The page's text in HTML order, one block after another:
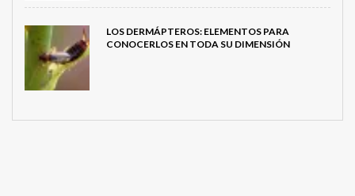
LOS DERMÁPTEROS: ELEMENTOS PARA
CONOCERLOS EN TODA SU DIMENSIÓN